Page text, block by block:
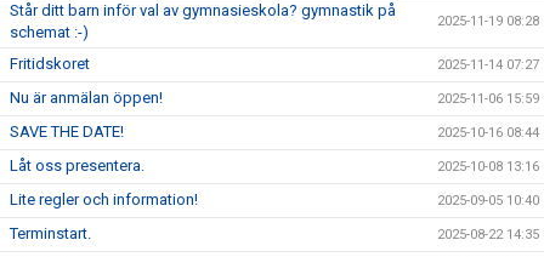
Står ditt barn inför val av gymnasieskola? gymnastik på
schemat :-)
2025-11-19 08:28
Fritidskoret 2025-11-14 07:27
Nu är anmälan öppen! 2025-11-06 15:59
SAVE THE DATE! 2025-10-16 08:44
Låt oss presentera. 2025-10-08 13:16
Lite regler och information! 2025-09-05 10:40
Terminstart. 2025-08-22 14:35